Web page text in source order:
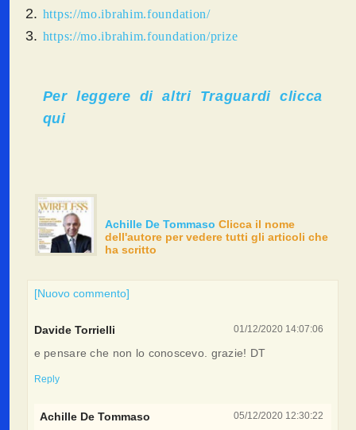
https://mo.ibrahim.foundation/
https://mo.ibrahim.foundation/prize
Per leggere di altri Traguardi clicca
qui
Achille De Tommaso Clicca il nome
dell'autore per vedere tutti gli articoli che
ha scritto
[Nuovo commento]
01/12/2020 14:07:06
Davide Torrielli
e pensare che non lo conoscevo. grazie! DT
Reply
05/12/2020 12:30:22
Achille De Tommaso